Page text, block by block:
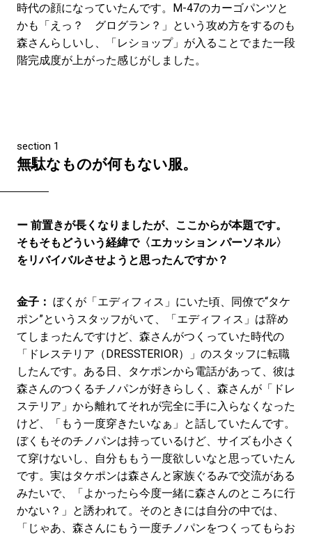
時代の顔になっていたんです。M-47のカーゴパンツと
かも「えっ？ グログラン？」という攻め方をするのも
森さんらしいし、「レショップ」が入ることでまた一段
階完成度が上がった感じがしました。
section 1
無駄なものが何もない服。
ー 前置きが長くなりましたが、ここからが本題です。
そもそもどういう経緯で〈エカッション パーソネル〉
をリバイバルさせようと思ったんですか？
金子： ぼくが「エディフィス」にいた頃、同僚で“タケ
ポン”というスタッフがいて、「エディフィス」は辞め
てしまったんですけど、森さんがつくっていた時代の
「ドレステリア（DRESSTERIOR）」のスタッフに転職
したんです。ある日、タケポンから電話があって、彼は
森さんのつくるチノパンが好きらしく、森さんが「ドレ
ステリア」から離れてそれが完全に手に入らなくなった
けど、「もう一度穿きたいなぁ」と話していたんです。
ぼくもそのチノパンは持っているけど、サイズも小さく
て穿けないし、自分ももう一度欲しいなと思っていたん
です。実はタケポンは森さんと家族ぐるみで交流がある
みたいで、「よかったら今度一緒に森さんのところに行
かない？」と誘われて。そのときには自分の中では、
「じゃあ、森さんにもう一度チノパンをつくってもらお